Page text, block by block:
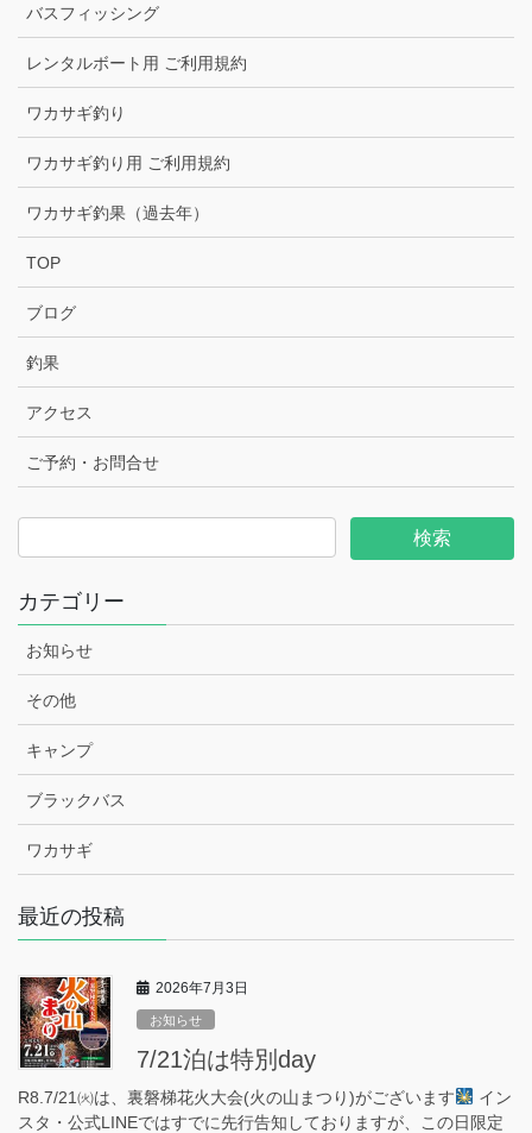
バスフィッシング
レンタルボート用 ご利用規約
ワカサギ釣り
ワカサギ釣り用 ご利用規約
ワカサギ釣果（過去年）
TOP
ブログ
釣果
アクセス
ご予約・お問合せ
カテゴリー
お知らせ
その他
キャンプ
ブラックバス
ワカサギ
最近の投稿
2026年7月3日
お知らせ
7/21泊は特別day
R8.7/21㈫は、裏磐梯花火大会(火の山まつり)がございます
イン
スタ・公式LINEではすでに先行告知しておりますが、この日限定